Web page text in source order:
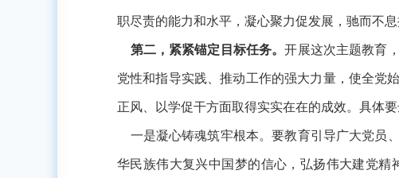
职尽责的能力和水平，凝心聚力促发展，驰而不
第二，紧紧锚定目标任务。开展这次主题教育
党性和指导实践、推动工作的强大力量，使全党
正风、以学促干方面取得实实在在的成效。具体要
一是凝心铸魂筑牢根本。要教育引导广大党员
华民族伟大复兴中国梦的信心，弘扬伟大建党